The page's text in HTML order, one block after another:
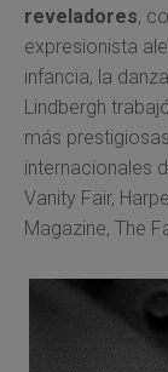
reveladores,
expresionista
infancia, la
Lindbergh
más
internacionales
Vanity Fair,
Magazine, The